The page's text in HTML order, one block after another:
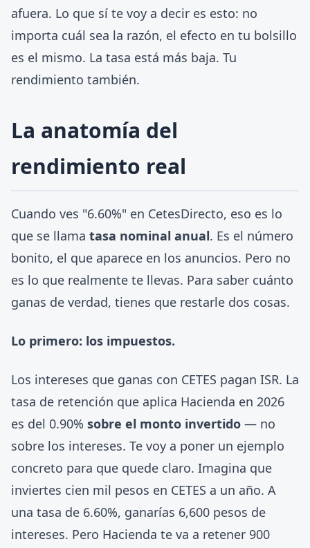
afuera. Lo que sí te voy a decir es esto: no
importa cuál sea la razón, el efecto en tu bolsillo
es el mismo. La tasa está más baja. Tu
rendimiento también.
La anatomía del
rendimiento real
Cuando ves "6.60%" en CetesDirecto, eso es lo
que se llama tasa nominal anual. Es el número
bonito, el que aparece en los anuncios. Pero no
es lo que realmente te llevas. Para saber cuánto
ganas de verdad, tienes que restarle dos cosas.
Lo primero: los impuestos.
Los intereses que ganas con CETES pagan ISR. La
tasa de retención que aplica Hacienda en 2026
es del 0.90% sobre el monto invertido — no
sobre los intereses. Te voy a poner un ejemplo
concreto para que quede claro. Imagina que
inviertes cien mil pesos en CETES a un año. A
una tasa de 6.60%, ganarías 6,600 pesos de
intereses. Pero Hacienda te va a retener 900